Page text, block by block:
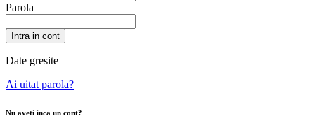
Parola
Intra in cont
Date gresite
Ai uitat parola?
Nu aveti inca un cont?